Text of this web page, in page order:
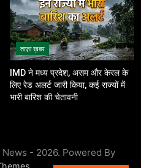
ताज़ा ख़बर
IMD ने मध्य प्रदेश, असम और केरल के
लिए रेड अलर्ट जारी किया, कई राज्यों में
भारी बारिश की चेतावनी
- 2026. Powered By